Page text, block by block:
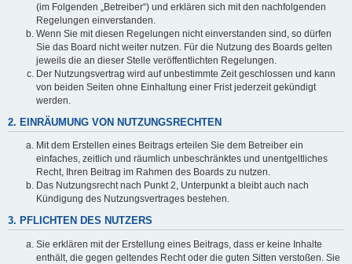
(im Folgenden „Betreiber“) und erklären sich mit den nachfolgenden
Regelungen einverstanden.
Wenn Sie mit diesen Regelungen nicht einverstanden sind, so dürfen
Sie das Board nicht weiter nutzen. Für die Nutzung des Boards gelten
jeweils die an dieser Stelle veröffentlichten Regelungen.
Der Nutzungsvertrag wird auf unbestimmte Zeit geschlossen und kann
von beiden Seiten ohne Einhaltung einer Frist jederzeit gekündigt
werden.
2. EINRÄUMUNG VON NUTZUNGSRECHTEN
Mit dem Erstellen eines Beitrags erteilen Sie dem Betreiber ein
einfaches, zeitlich und räumlich unbeschränktes und unentgeltliches
Recht, Ihren Beitrag im Rahmen des Boards zu nutzen.
Das Nutzungsrecht nach Punkt 2, Unterpunkt a bleibt auch nach
Kündigung des Nutzungsvertrages bestehen.
3. PFLICHTEN DES NUTZERS
Sie erklären mit der Erstellung eines Beitrags, dass er keine Inhalte
enthält, die gegen geltendes Recht oder die guten Sitten verstoßen. Sie